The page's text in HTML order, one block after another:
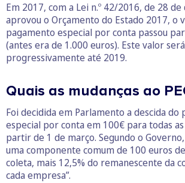
Em 2017, com a Lei n.º 42/2016, de 28
aprovou o Orçamento do Estado 2017, o
pagamento especial por conta passou
(antes era de 1.000 euros). Este valor
progressivamente até 2019.
Quais as mudanças ao
Foi decidida em Parlamento a descida do
especial por conta em 100€ para todas
partir de 1 de março. Segundo o
uma componente comum de 100 euros
coleta, mais 12,5% do remanescente da
cada empresa”.